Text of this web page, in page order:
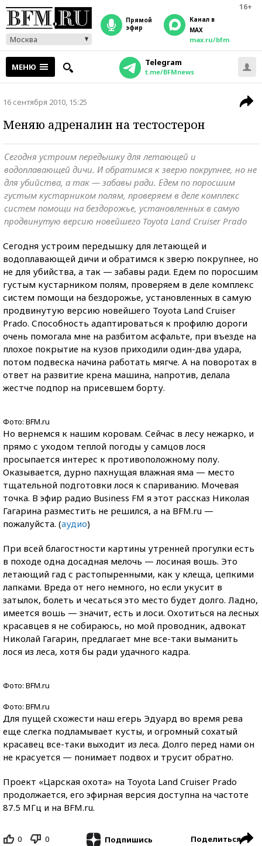
16+
Москва
прямой
эфир
Канал в
MAX
max.ru/bfm
МЕНЮ Telegram
t.me/BFMnews
16 сентября 2010, 15:25
Меняю адреналин на тестостерон
Сегодня устроим передышку для летающей и
водоплавающей дичи. И обратимся к зверю покрупнее, но не
для убийства, а так — забавы ради. Едем по поросшим
густым кустарником полям, проверяем в деле комплекс
систем помощи на бездорожье, установленных в самую
продвинутую версию новейшего Toyota Land Cruiser Prado
Сегодня устроим передышку для летающей и
водоплавающей дичи и обратимся к зверю покрупнее, но
не для убийства, а так — забавы ради. Едем по поросшим
густым кустарником полям, проверяем в деле комплекс
систем помощи на бездорожье, установленных в самую
продвинутую версию новейшего Toyota Land Cruiser
Prado. Способность адаптироваться к профилю дороги
очень помогала мне на разбитом асфальте, при въезде на
плохое покрытие на кузов приходили один-два удара,
потом подвеска начина работать мягче. А на поворотах в
ответ на развитие крена машина, напротив, делала
жестче подпор на присевшем борту.
Фото: BFM.ru
Но вернемся к нашим коровам. Сейчас в лесу нежарко, и
прямо с уходом теплой погоды у самцов лося
просыпается интерес к противоположному полу.
Оказывается, дурно пахнущая влажная яма — место
тщательной подготовки лося к спариванию. Мочевая
точка. В эфир радио Business FM я этот рассказ Николая
Гагарина разместить не решился, а на BFM.ru —
пожалуйста. (аудио)
При всей благостности картины утренней прогулки есть
в походе одна досадная мелочь — лосиная вошь. Это
летающий гад с растопыренными, как у клеща, цепкими
лапками. Вреда от него немного, но если укусит в
затылок, болеть и чесаться это место будет долго. Ладно,
имеется вошь — значит, есть и лоси. Охотиться на лесных
красавцев я не собираюсь, но мой проводник, адвокат
Николай Гагарин, предлагает мне все-таки выманить
лося из леса, хотя бы ради удачного кадра.
Фото: BFM.ru
Фото: BFM.ru
Для пущей схожести наш егерь Эдуард во время рева
еще слегка подламывает кусты, и огромный сохатый
красавец все-таки выходит из леса. Долго перед нами он
не красуется — понимает подвох и трусит обратно.
Проект «Царская охота» на Toyota Land Cruiser Prado
продолжается, его эфирная версия доступна на частоте
87.5 МГц и на BFM.ru.
0 0 Подпишись Поделиться